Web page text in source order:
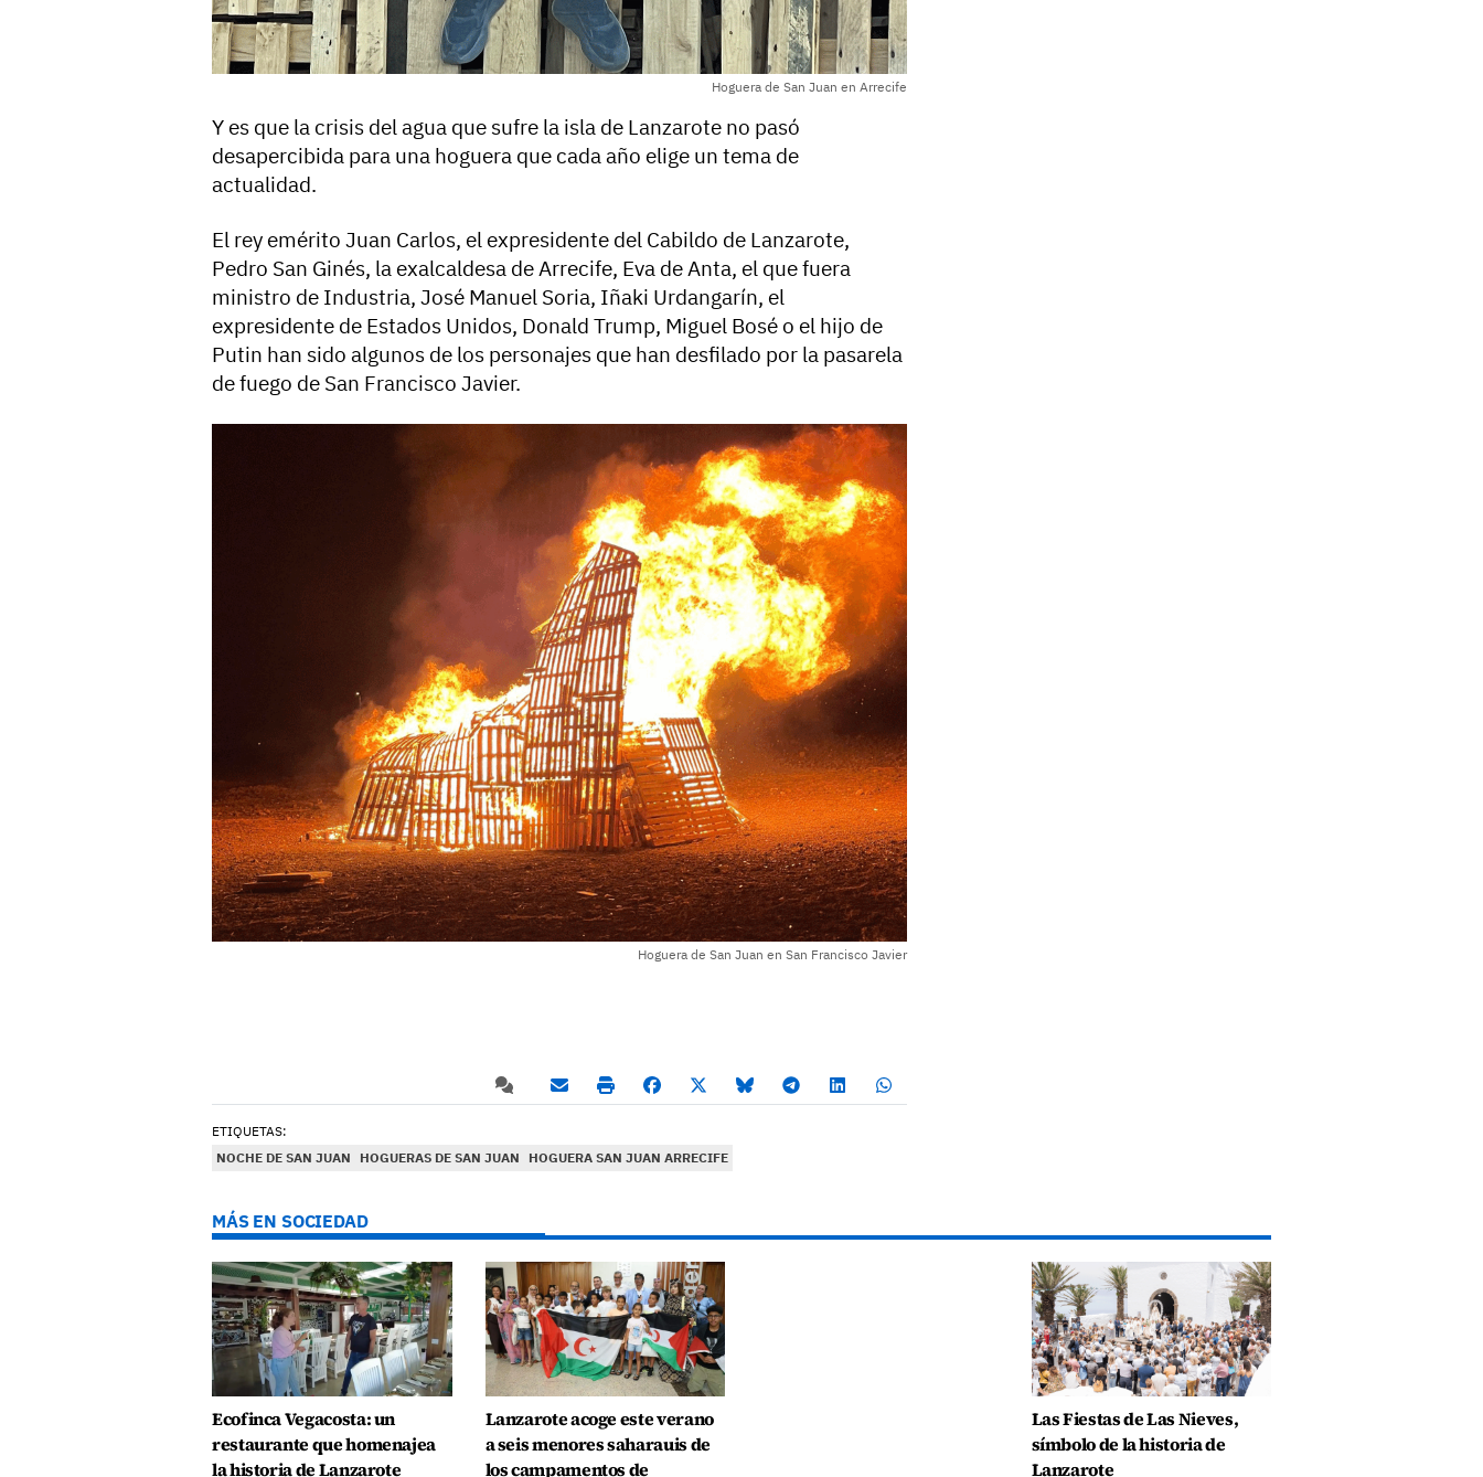
Hoguera de San Juan en Arrecife
Y es que la crisis del agua que sufre la isla de Lanzarote no pasó
desapercibida para una hoguera que cada año elige un tema de
actualidad.
El rey emérito Juan Carlos, el expresidente del Cabildo de Lanzarote,
Pedro San Ginés, la exalcaldesa de Arrecife, Eva de Anta, el que fuera
ministro de Industria, José Manuel Soria, Iñaki Urdangarín, el
expresidente de Estados Unidos, Donald Trump, Miguel Bosé o el hijo de
Putin han sido algunos de los personajes que han desfilado por la pasarela
de fuego de San Francisco Javier.
Hoguera de San Juan en San Francisco Javier
ETIQUETAS:
NOCHE DE SAN JUAN
HOGUERAS DE SAN JUAN HOGUERA SAN JUAN ARRECIFE
MÁS EN SOCIEDAD
Ecofinca Vegacosta: un
restaurante que homenajea
la historia de Lanzarote
Lanzarote acoge este verano
a seis menores saharauis de
los campamentos de
Las Fiestas de Las Nieves,
símbolo de la historia de
Lanzarote